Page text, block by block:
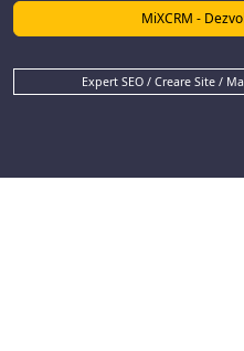
MiXCRM -
Expert SEO / Creare Site /